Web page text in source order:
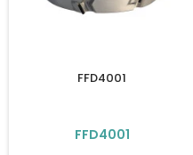
FFD4001
FFD4001